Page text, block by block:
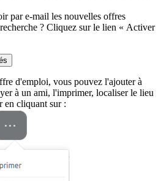
par e-mail les nouvelles offres
? Cliquez sur le lien « Activer
d'emploi, vous pouvez l'ajouter à
à un ami, l'imprimer, localiser le lieu
en cliquant sur :